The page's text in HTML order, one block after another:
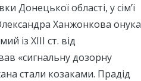
Донецької області, у сім’ї
Ханжонкова онука
із ХIII ст. від
«сигнальну дозорну
стали козаками. Прадід